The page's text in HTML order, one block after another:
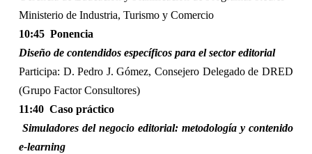
Ministerio de Industria, Turismo y Comercio
10:45 Ponencia
Diseño de contendidos específicos para el sector editorial
Participa: D. Pedro J. Gómez, Consejero Delegado de DRED
(Grupo Factor Consultores)
11:40 Caso práctico
Simuladores del negocio editorial: metodología y contenido
e-learning